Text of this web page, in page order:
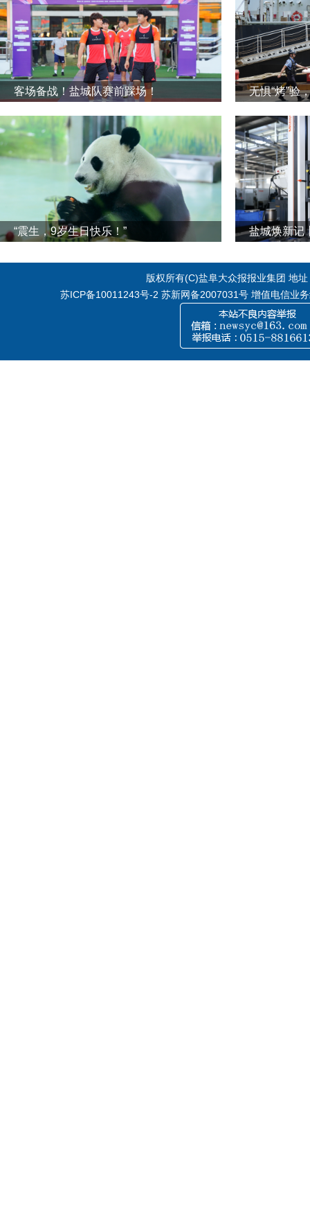
客场备战！盐城队赛前踩场！ 无惧“烤”验
“震生，9岁生日快乐！”
版权所有(C)盐阜大众报报业集团 地
苏ICP备10011243号-2 苏新网备2007031号 增值电信业